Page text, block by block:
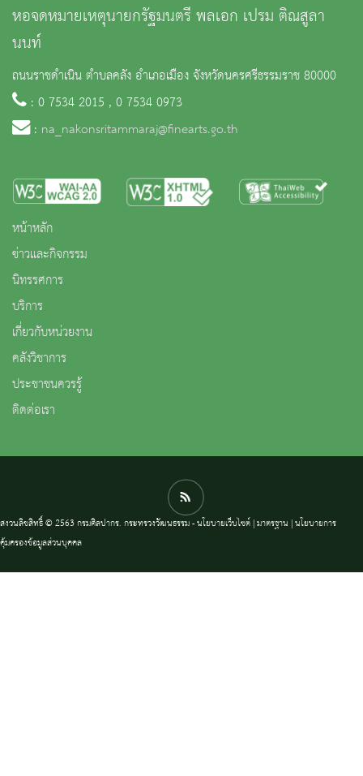
หอจดหมายเหตุนายกรัฐมนตรี พลเอก เปรม ติณสูลา
นนท์
ถนนราชดำเนิน ตำบลคลัง อำเภอเมือง จังหวัดนครศรีธรรมราช 80000
: 0 7534 2015 , 0 7534 0973
: na_nakonsritammaraj@finearts.go.th
หน้าหลัก
ข่าวและกิจกรรม
นิทรรศการ
บริการ
เกี่ยวกับหน่วยงาน
คลังวิชาการ
ประชาชนควรรู้
ติดต่อเรา
สงวนลิขสิทธิ์ © 2563 กรมศิลปากร. กระทรวงวัฒนธรรม -นโยบายเว็บไซต์|มาตรฐาน |นโยบายการ
คุ้มครองข้อมูลส่วนบุคคล